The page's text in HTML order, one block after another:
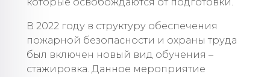
В 2022 году в структуру обеспечения
пожарной безопасности и охраны труда
был включен новый вид обучения –
стажировка. Данное мероприятие